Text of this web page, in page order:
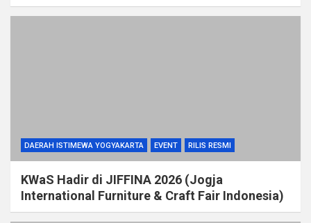
DAERAH ISTIMEWA YOGYAKARTA EVENT RILIS RESMI
KWaS Hadir di JIFFINA 2026 (Jogja
International Furniture & Craft Fair Indonesia)